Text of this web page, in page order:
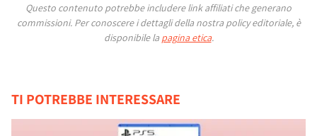
Questo contenuto potrebbe includere link affiliati che generano
commissioni. Per conoscere i dettagli della nostra policy editoriale, è
disponibile la pagina etica.
TI POTREBBE INTERESSARE